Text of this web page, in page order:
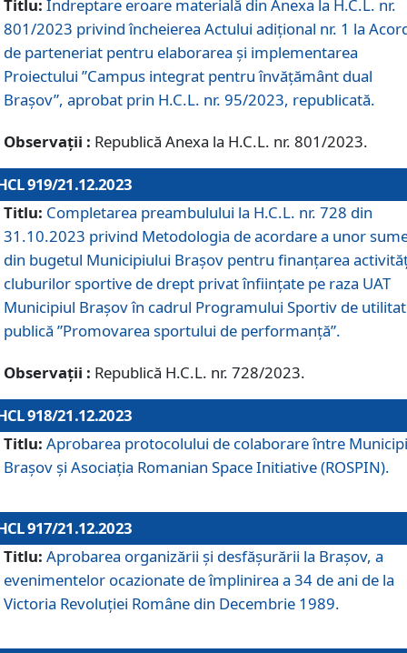
Titlu: Îndreptare eroare materială din Anexa la H.C.L. nr.
801/2023 privind încheierea Actului adițional nr. 1 la
de parteneriat pentru elaborarea și implementarea
Proiectului ”Campus integrat pentru învățământ dual
Brașov”, aprobat prin H.C.L. nr. 95/2023, republicată.
Observații : Republică Anexa la H.C.L. nr. 801/2023.
919/21.12.2023
Titlu: Completarea preambulului la H.C.L. nr. 728 din
31.10.2023 privind Metodologia de acordare a unor
din bugetul Municipiului Brașov pentru finanțarea
cluburilor sportive de drept privat înființate pe raza UAT
Municipiul Brașov în cadrul Programului Sportiv de
publică ”Promovarea sportului de performanță”.
Observații : Republică H.C.L. nr. 728/2023.
918/21.12.2023
Titlu: Aprobarea protocolului de colaborare între
Brașov și Asociația Romanian Space Initiative (ROSPIN).
917/21.12.2023
Titlu: Aprobarea organizării şi desfăşurării la Braşov, a
evenimentelor ocazionate de împlinirea a 34 de ani de la
Victoria Revoluţiei Române din Decembrie 1989.